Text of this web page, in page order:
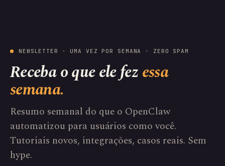
NEWSLETTER · UMA VEZ POR SEMANA · ZERO SPAM
Receba o que ele fezessa
semana.
Resumo semanal do que o OpenClaw
automatizou para usuários como você.
Tutoriais novos, integrações, casos reais. Sem
hype.